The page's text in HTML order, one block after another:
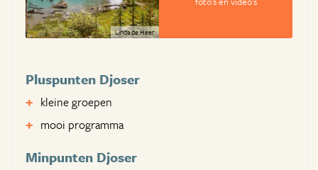
Linda de Heer
Pluspunten Djoser
kleine groepen
mooi programma
Minpunten Djoser